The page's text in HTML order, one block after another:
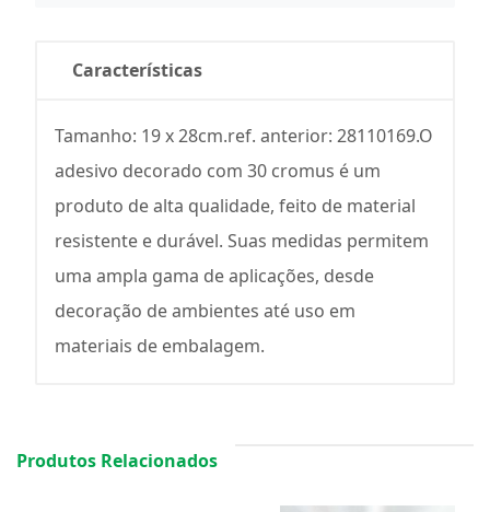
Características
Tamanho: 19 x 28cm.ref. anterior: 28110169.O
adesivo decorado com 30 cromus é um
produto de alta qualidade, feito de material
resistente e durável. Suas medidas permitem
uma ampla gama de aplicações, desde
decoração de ambientes até uso em
materiais de embalagem.
Produtos Relacionados